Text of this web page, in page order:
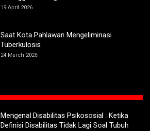
19 April 2026
Saat Kota Pahlawan Mengeliminasi
Tuberkulosis
24 March 2026
Mengenal Disabilitas Psikososial : Ketika
Definisi Disabilitas Tidak Lagi Soal Tubuh